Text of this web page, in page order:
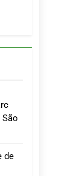
de